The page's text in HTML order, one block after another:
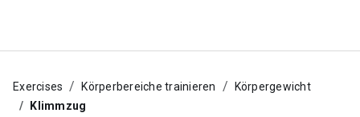
Exercises Körperbereiche trainieren
Körpergewicht
Klimmzug